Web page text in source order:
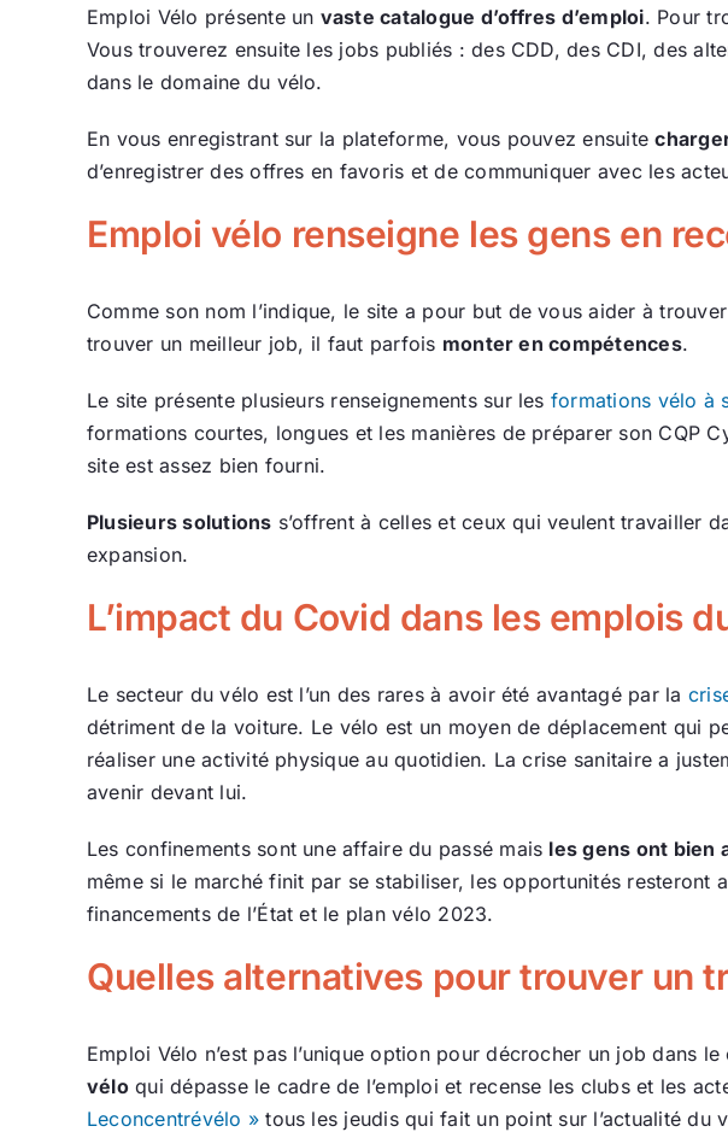
Emploi Vélo présente un vaste catalogue d’offres d’emploi. Pour
Vous trouverez ensuite les jobs publiés : des CDD, des CDI, des
dans le domaine du vélo.
En vous enregistrant sur la plateforme, vous pouvez ensuite
d’enregistrer des offres en favoris et de communiquer avec les
Emploi vélo renseigne les gens en
Comme son nom l’indique, le site a pour but de vous aider à
trouver un meilleur job, il faut parfois monter en compétences.
Le site présente plusieurs renseignements sur les formations vélo à
formations courtes, longues et les manières de préparer son CQP
site est assez bien fourni.
Plusieurs solutions s’offrent à celles et ceux qui veulent travailler
expansion.
L’impact du Covid dans les emplois
Le secteur du vélo est l’un des rares à avoir été avantagé par la
détriment de la voiture. Le vélo est un moyen de déplacement qui
réaliser une activité physique au quotidien. La crise sanitaire a
avenir devant lui.
Les confinements sont une affaire du passé mais les gens ont bien
même si le marché finit par se stabiliser, les opportunités resteront
financements de l’État et le plan vélo 2023.
Quelles alternatives pour trouver un
Emploi Vélo n’est pas l’unique option pour décrocher un job dans
véloqui dépasse le cadre de l’emploi et recense les clubs et les
Leconcentrévélo » tous les jeudis qui fait un point sur l’actualité du